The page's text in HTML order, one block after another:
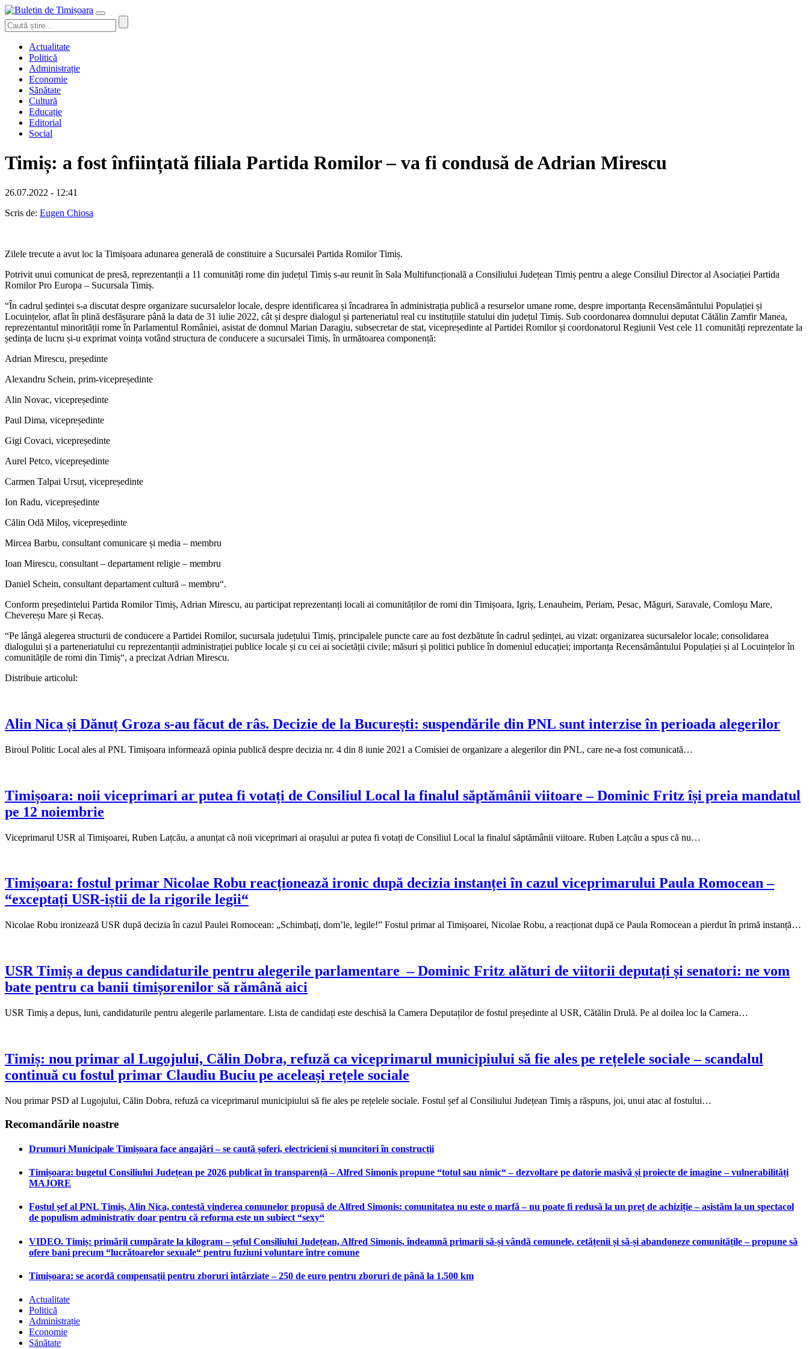
Actualitate
Politică
Administrație
Economie
Sănătate
Cultură
Educație
Editorial
Social
Timiș: a fost înființată filiala Partida Romilor – va fi condusă de Adrian Mirescu
26.07.2022 - 12:41
Scris de: Eugen Chiosa
Zilele trecute a avut loc la Timișoara adunarea generală de constituire a Sucursalei Partida Romilor Timiș.
Potrivit unui comunicat de presă, reprezentanții a 11 comunități rome din județul Timiș s-au reunit în Sala Multifuncțională a Consiliului Județean Timiș pentru a alege Consiliul Director al Asociației Partida
Romilor Pro Europa – Sucursala Timiș.
“În cadrul ședinței s-a discutat despre organizare sucursalelor locale, despre identificarea și încadrarea în administrația publică a resurselor umane rome, despre importanța Recensământului Populației și
Locuințelor, aflat în plină desfășurare până la data de 31 iulie 2022, cât și despre dialogul și parteneriatul real cu instituțiile statului din județul Timiș. Sub coordonarea domnului deputat Cătălin Zamfir Manea,
reprezentantul minorității rome în Parlamentul României, asistat de domnul Marian Daragiu, subsecretar de stat, vicepreședinte al Partidei Romilor și coordonatorul Regiunii Vest cele 11 comunități reprezentate la
ședința de lucru și-u exprimat voința votând structura de conducere a sucursalei Timiș, în următoarea componență:
Adrian Mirescu, președinte
Alexandru Schein, prim-vicepreședinte
Alin Novac, vicepreședinte
Paul Dima, vicepreședinte
Gigi Covaci, vicepreședinte
Aurel Petco, vicepreședinte
Carmen Talpai Ursuț, vicepreședinte
Ion Radu, vicepreședinte
Călin Odă Miloș, vicepreședinte
Mircea Barbu, consultant comunicare și media – membru
Ioan Mirescu, consultant – departament religie – membru
Daniel Schein, consultant departament cultură – membru“.
Conform președintelui Partida Romilor Timiș, Adrian Mirescu, au participat reprezentanți locali ai comunităților de romi din Timișoara, Igriș, Lenauheim, Periam, Pesac, Măguri, Saravale, Comloșu Mare,
Chevereșu Mare și Recaș.
“Pe lângă alegerea structurii de conducere a Partidei Romilor, sucursala județului Timiș, principalele puncte care au fost dezbătute în cadrul ședinței, au vizat: organizarea sucursalelor locale; consolidarea
dialogului și a parteneriatului cu reprezentanții administrației publice locale și cu cei ai societății civile; măsuri și politici publice în domeniul educației; importanța Recensământului Populației și al Locuințelor în
comunitățile de romi din Timiș“, a precizat Adrian Mirescu.
Distribuie articolul:
Alin Nica și Dănuț Groza s-au făcut de râs. Decizie de la București: suspendările din PNL sunt interzise în perioada alegerilor
Biroul Politic Local ales al PNL Timișoara informează opinia publică despre decizia nr. 4 din 8 iunie 2021 a Comisiei de organizare a alegerilor din PNL, care ne-a fost comunicată…
Timișoara: noii viceprimari ar putea fi votați de Consiliul Local la finalul săptămânii viitoare – Dominic Fritz își preia mandatul
pe 12 noiembrie
Viceprimarul USR al Timișoarei, Ruben Lațcău, a anunțat că noii viceprimari ai orașului ar putea fi votați de Consiliul Local la finalul săptămânii viitoare. Ruben Lațcău a spus că nu…
Timișoara: fostul primar Nicolae Robu reacționează ironic după decizia instanței în cazul viceprimarului Paula Romocean –
“exceptați USR-iștii de la rigorile legii“
Nicolae Robu ironizează USR după decizia în cazul Paulei Romocean: „Schimbați, dom’le, legile!” Fostul primar al Timișoarei, Nicolae Robu, a reacționat după ce Paula Romocean a pierdut în primă instanță…
USR Timiș a depus candidaturile pentru alegerile parlamentare – Dominic Fritz alături de viitorii deputați și senatori: ne vom
bate pentru ca banii timișorenilor să rămână aici
USR Timiș a depus, luni, candidaturile pentru alegerile parlamentare. Lista de candidați este deschisă la Camera Deputaților de fostul președinte al USR, Cătălin Drulă. Pe al doilea loc la Camera…
Timiș: nou primar al Lugojului, Călin Dobra, refuză ca viceprimarul municipiului să fie ales pe rețelele sociale – scandalul
continuă cu fostul primar Claudiu Buciu pe aceleași rețele sociale
Nou primar PSD al Lugojului, Călin Dobra, refuză ca viceprimarul municipiului să fie ales pe rețelele sociale. Fostul șef al Consiliului Județean Timiș a răspuns, joi, unui atac al fostului…
Recomandările noastre
Drumuri Municipale Timișoara face angajări – se caută șoferi, electricieni și muncitori în construcții
Timișoara: bugetul Consiliului Județean pe 2026 publicat în transparență – Alfred Simonis propune “totul sau nimic“ – dezvoltare pe datorie masivă și proiecte de imagine – vulnerabilități
MAJORE
Fostul șef al PNL Timiș, Alin Nica, contestă vinderea comunelor propusă de Alfred Simonis: comunitatea nu este o marfă – nu poate fi redusă la un preț de achiziție – asistăm la un spectacol
de populism administrativ doar pentru că reforma este un subiect “sexy“
VIDEO. Timiș: primării cumpărate la kilogram – șeful Consiliului Județean, Alfred Simonis, îndeamnă primarii să-și vândă comunele, cetățenii și să-și abandoneze comunitățile – propune să
ofere bani precum “lucrătoarelor sexuale“ pentru fuziuni voluntare între comune
Timișoara: se acordă compensații pentru zboruri întârziate – 250 de euro pentru zboruri de până la 1.500 km
Actualitate
Politică
Administrație
Economie
Sănătate